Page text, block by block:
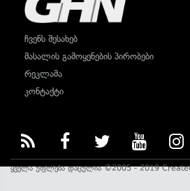
ჩვენს შესახებ
მასალის გამოყენების პირობები
რეკლამა
კონტაქტი
ყველა უფლება დაცულია ©2005 - 2019